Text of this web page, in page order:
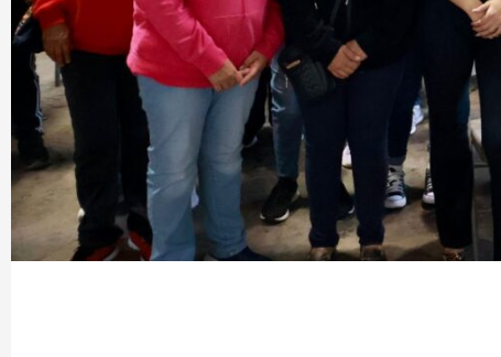
Plácido
Zacatecas
Mejora JIAPAZ medición de agua
3 semanas atrás Ágora Digital